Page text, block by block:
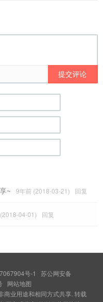
提交评论
~ 9年前 (2018-03-21) 回复
04-01) 回复
号-1
苏公网安备
网站地图
商业用途和相同方式共享. 转载